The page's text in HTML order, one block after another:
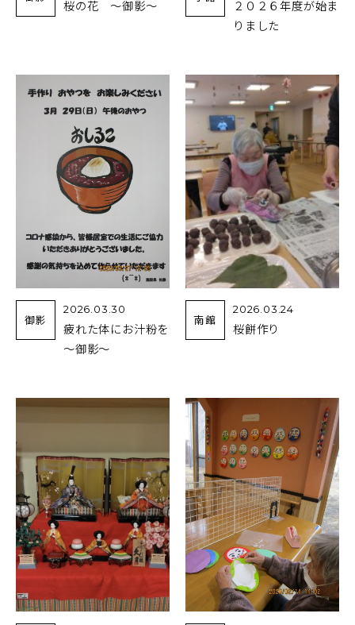
桜の花 ～御影～
２０２６年度が始ま
りました
御影
2026.03.30
疲れた体にお汁粉を
～御影～
南館
2026.03.24
桜餅作り